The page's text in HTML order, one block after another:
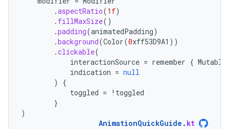
.aspectRatio(1f)
. fillMaxSize()
.padding(animatedPadding)
.background(Color(0xff53D9A1 ))
.clickable(
interactionSource = remember {
indication = null
)
{
toggled = ! toggled
}
)
AnimationQuickGuide . kt